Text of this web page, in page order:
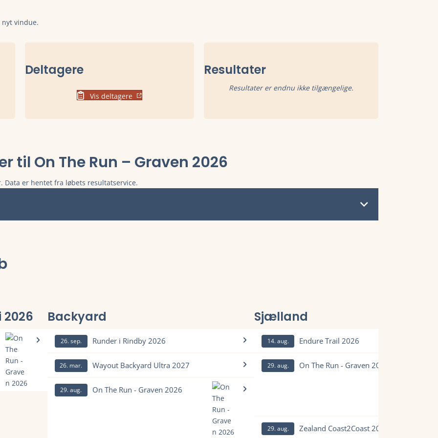
vindue.
Deltagere
Vis deltagere
Resultater
Resultater er endnu ikke tilgængelige.
til On The Run – Graven 2026
Data er hentet fra løbets resultatservice.
2026
deltagerliste, resultater, tidligere vindere, rute og meget mere.
Backyard
26. sep. Runder i Rindby 2026
Læs mere om Runder i Rindby 2026 og se tilmelding, deltagerliste, resultater, tidligere vindere, rute og meget mere.
26. mar. Wayout Backyard Ultra 2027
Læs mere om Wayout Backyard Ultra 2027 og se tilmelding, deltagerliste, resultater, tidligere vindere, rute og meget
29. aug. On The Run - Graven 2026
Sjælland
14. aug. Endure Trail 2026
Læs mere om Endure Trail 2026 og se tilmelding,
29. aug. On The Run - Graven 2026
Læs mere om On The Run - Graven 2026 og se
29. aug. Zealand Coast2Coast 2026